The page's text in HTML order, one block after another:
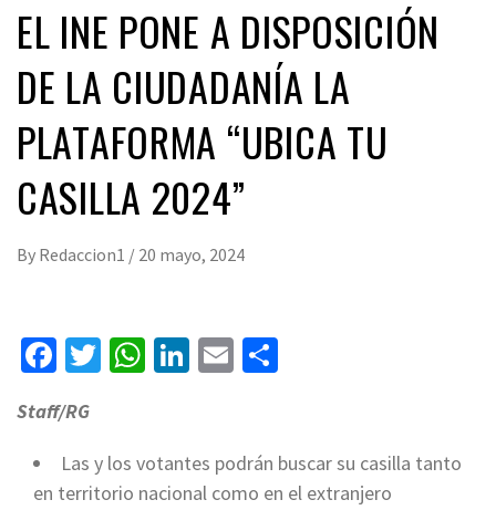
EL INE PONE A DISPOSICIÓN
DE LA CIUDADANÍA LA
PLATAFORMA “UBICA TU
CASILLA 2024”
By Redaccion1 / 20 mayo, 2024
Facebook
Twitter
WhatsApp
LinkedIn
Email
Staff/RG
Las y los votantes podrán buscar su casilla tanto
en territorio nacional como en el extranjero